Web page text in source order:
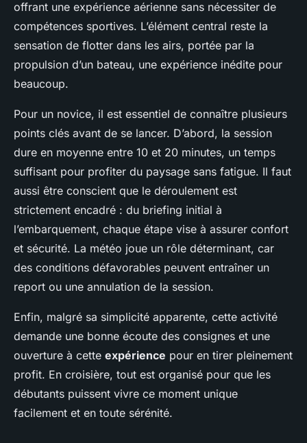
offrant une expérience aérienne sans nécessiter de
compétences sportives. L’élément central reste la
sensation de flotter dans les airs, portée par la
propulsion d’un bateau, une expérience inédite pour
beaucoup.
Pour un novice, il est essentiel de connaître plusieurs
points clés avant de se lancer. D’abord, la session
dure en moyenne entre 10 et 20 minutes, un temps
suffisant pour profiter du paysage sans fatigue. Il faut
aussi être conscient que le déroulement est
strictement encadré : du briefing initial à
l’embarquement, chaque étape vise à assurer confort
et sécurité. La météo joue un rôle déterminant, car
des conditions défavorables peuvent entraîner un
report ou une annulation de la session.
Enfin, malgré sa simplicité apparente, cette activité
demande une bonne écoute des consignes et une
ouverture à cette expérience pour en tirer pleinement
profit. En croisière, tout est organisé pour que les
débutants puissent vivre ce moment unique
facilement et en toute sérénité.